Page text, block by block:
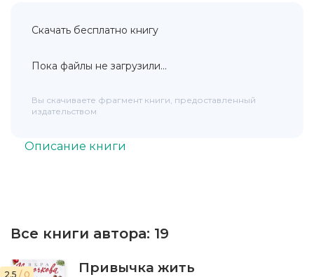
Описание книги
Все книги автора: 19
2.5 / 0 Привычка жить
Скачать бесплатно книгу
Пока файлы не загрузили...
Вы скачиваете фрагмент книги, предоставленный
издательством